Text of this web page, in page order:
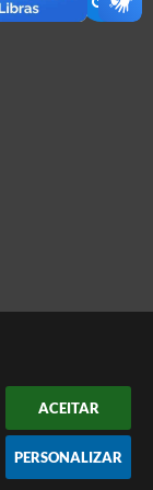
ACEITAR
PERSONALIZAR